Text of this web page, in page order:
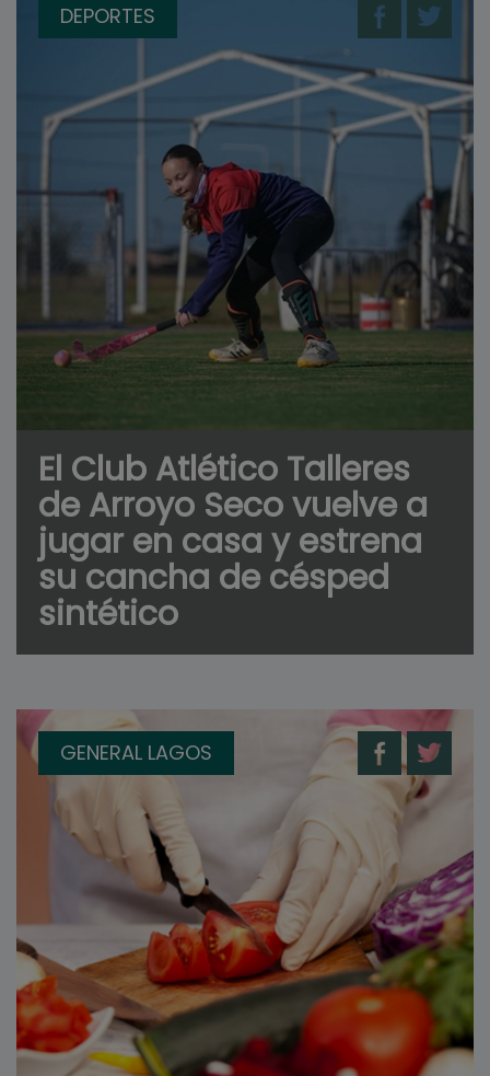
DEPORTES
El Club Atlético Talleres
de Arroyo Seco vuelve a
jugar en casa y estrena
su cancha de césped
sintético
GENERAL LAGOS